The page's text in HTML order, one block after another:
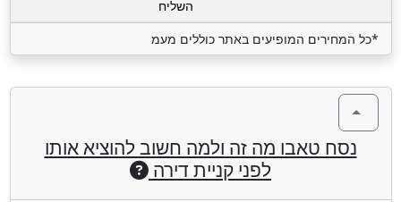
השליח
*כל המחירים המופיעים באתר כוללים מעמ
נסח טאבו מה זה ולמה חשוב להוציא אותו
לפני קניית דירה